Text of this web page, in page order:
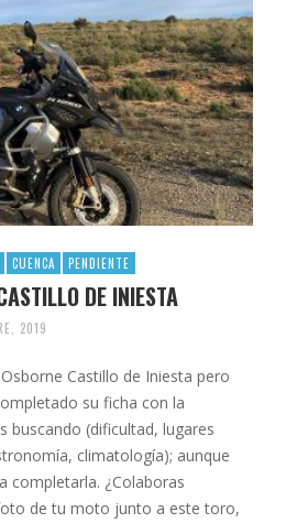
CUENCA PENDIENTE
DE INIESTA
2019
Castillo de Iniesta pero
su ficha con la
buscando (dificultad, lugares
climatología); aunque
completarla. ¿Colaboras
de tu moto junto a este toro,